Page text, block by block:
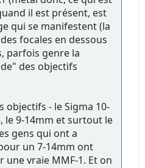
il est présent, est
qui se manifestent (la
focales en dessous
parfois genre la
des objectifs
objectifs - le Sigma 10-
le 9-14mm et surtout le
gens qui ont a
un 7-14mm ont
une vraie MMF-1. Et on